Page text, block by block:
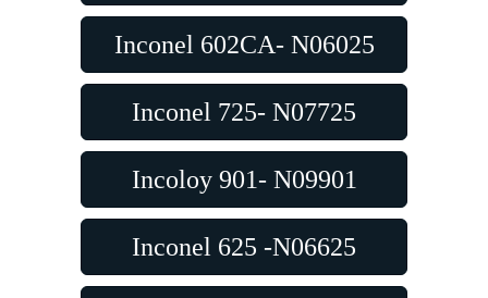
Inconel 602CA- N06025
Inconel 725- N07725
Incoloy 901- N09901
Inconel 625 -N06625